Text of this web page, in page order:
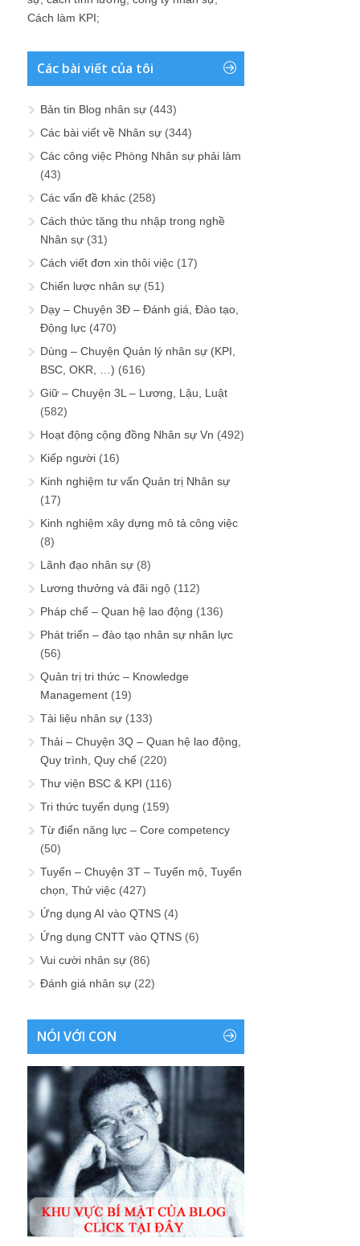
Cách làm KPI;
Các bài viết của tôi
Bản tin Blog nhân sự (443)
Các bài viết về Nhân sự (344)
Các công việc Phòng Nhân sự phải làm
(43)
Các vấn đề khác (258)
Cách thức tăng thu nhập trong nghề
Nhân sự (31)
Cách viết đơn xin thôi việc (17)
Chiến lược nhân sự (51)
Dạy – Chuyện 3Đ – Đánh giá, Đào tạo,
Động lực (470)
Dùng – Chuyện Quản lý nhân sự (KPI,
BSC, OKR, …) (616)
Giữ – Chuyện 3L – Lương, Lậu, Luật
(582)
Hoạt động cộng đồng Nhân sự Vn (492)
Kiếp người (16)
Kinh nghiệm tư vấn Quản trị Nhân sự
(17)
Kinh nghiệm xây dựng mô tả công việc
(8)
Lãnh đạo nhân sự (8)
Lương thưởng và đãi ngộ (112)
Pháp chế – Quan hệ lao động (136)
Phát triển – đào tạo nhân sự nhân lực
(56)
Quản trị tri thức – Knowledge
Management (19)
Tài liệu nhân sự (133)
Thải – Chuyện 3Q – Quan hệ lao động,
Quy trình, Quy chế (220)
Thư viện BSC & KPI (116)
Tri thức tuyển dụng (159)
Từ điển năng lực – Core competency
(50)
Tuyển – Chuyện 3T – Tuyển mộ, Tuyển
chọn, Thử việc (427)
Ứng dụng AI vào QTNS (4)
Ứng dụng CNTT vào QTNS (6)
Vui cười nhân sự (86)
Đánh giá nhân sự (22)
NÓI VỚI CON